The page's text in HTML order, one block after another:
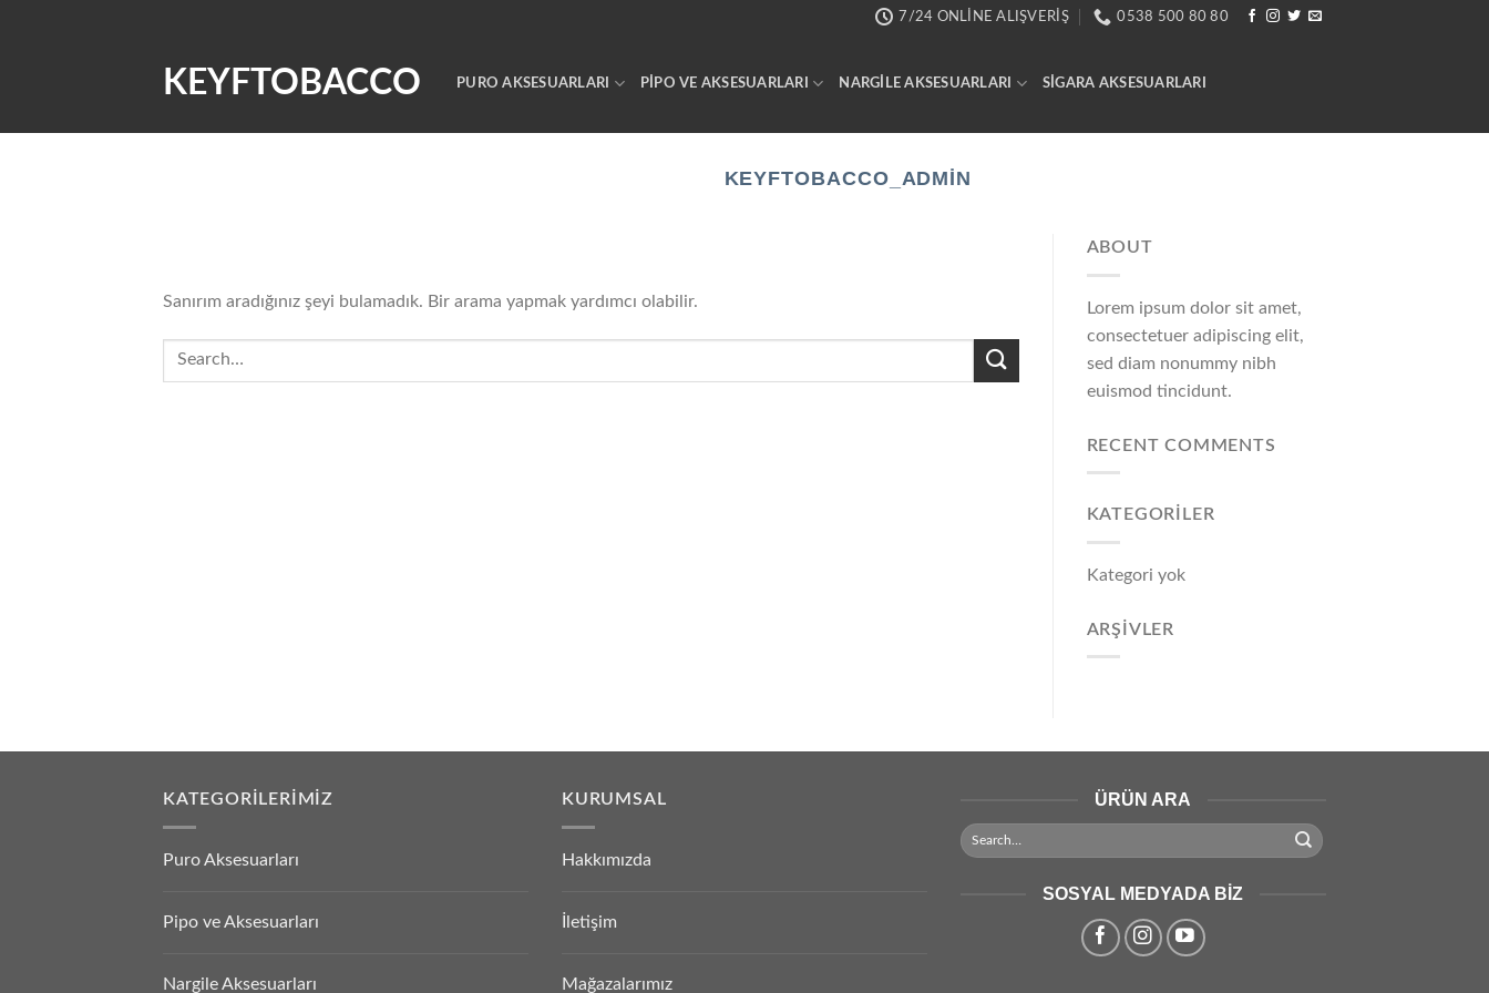
7/24 ONLINE ALIŞVERIŞ 0538 500 80 80
KEYFTOBACCO PURO AKSESUARLARI PIPO VE AKSESUARLARI NARGILE AKSESUARLARI SIGARA AKSESUARLARI
KEYFTOBACCO_ADMIN
Sanırım aradığınız şeyi bulamadık. Bir arama yapmak yardımcı olabilir.
ABOUT
Lorem ipsum dolor sit amet,
consectetuer adipiscing elit,
sed diam nonummy nibh
euismod tincidunt.
RECENT COMMENTS
KATEGORILER
Kategori yok
ARŞIVLER
KATEGORILERIMIZ
Puro Aksesuarları
Pipo ve Aksesuarları
Nargile Aksesuarları
KURUMSAL
Hakkımızda
İletişim
Mağazalarımız
ÜRÜN ARA
SOSYAL MEDYADA BIZ